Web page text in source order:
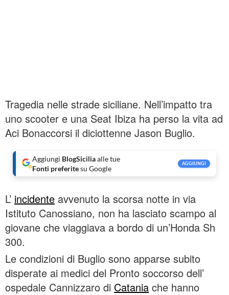
Tragedia nelle strade siciliane. Nell’impatto tra
uno scooter e una Seat Ibiza ha perso la vita ad
Aci Bonaccorsi il diciottenne Jason Buglio.
Aggiungi BlogSiciliaalle tue
Fonti preferitesu Google
AGGIUNGI
L’ incidente avvenuto la scorsa notte in via
Istituto Canossiano, non ha lasciato scampo al
giovane che viaggiava a bordo di un’Honda Sh
300.
Le condizioni di Buglio sono apparse subito
disperate ai medici del Pronto soccorso dell’
ospedale Cannizzaro di Catania che hanno